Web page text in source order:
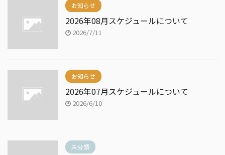
お知らせ
2026年08月スケジュールについて
2026/7/11
お知らせ
2026年07月スケジュールについて
2026/6/10
未分類